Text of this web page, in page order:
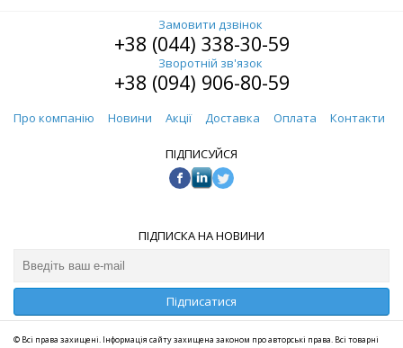
Замовити дзвінок
+38 (044) 338-30-59
Зворотній зв'язок
+38 (094) 906-80-59
Про компанію Новини Акції Доставка Оплата Контакти
ПІДПИСУЙСЯ
ПІДПИСКА НА НОВИНИ
Підписатися
© Всі права захищені. Інформація сайту захищена законом про авторські права. Всі товарні